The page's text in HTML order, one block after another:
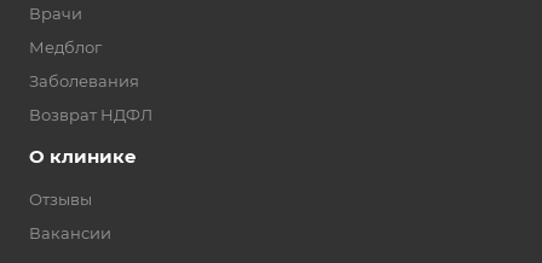
Врачи
Медблог
Заболевания
Возврат НДФЛ
О клинике
Отзывы
Вакансии